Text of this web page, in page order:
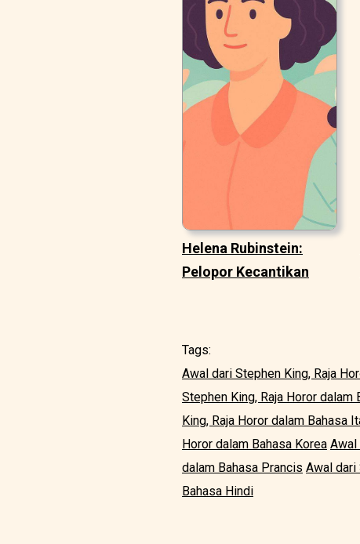
Helena Rubinstein:
Pelopor Kecantikan
Tags:
Awal dari Stephen King, Raja
Stephen King, Raja Horor dalam
King, Raja Horor dalam Bahasa
Horor dalam Bahasa Korea Awal
dalam Bahasa Prancis Awal dari
Bahasa Hindi